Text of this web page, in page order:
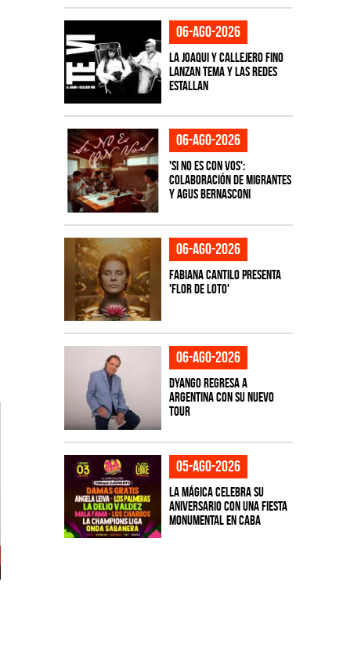
06-ago-2026
La Joaqui y Callejero Fino
lanzan tema y las redes
estallan
06-ago-2026
'Si No Es Con Vos':
colaboración de Migrantes
y Agus Bernasconi
06-ago-2026
Fabiana Cantilo presenta
'Flor de Loto'
06-ago-2026
Dyango regresa a
Argentina con su nuevo
tour
05-ago-2026
La Mágica celebra su
aniversario con una fiesta
monumental en CABA